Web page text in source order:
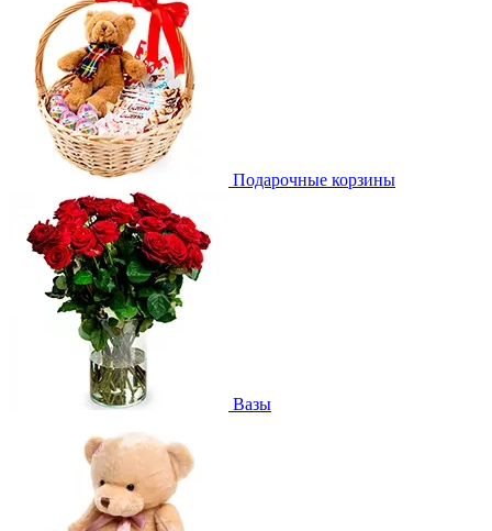
Подарочные корзины
Вазы